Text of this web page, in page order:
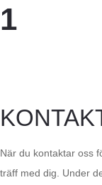
1
När du kontaktar oss
träff med dig. Under